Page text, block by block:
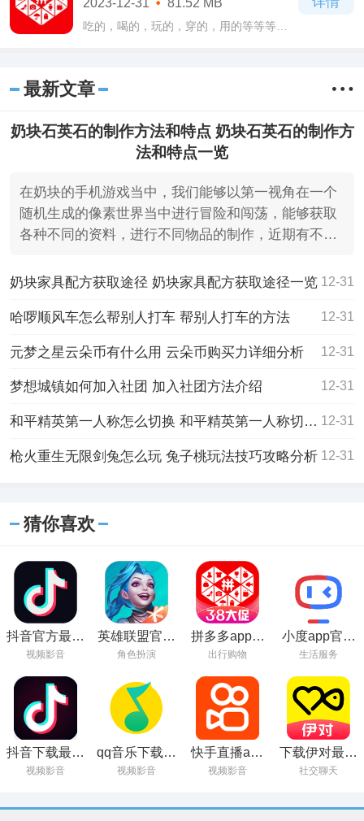
里所有
吃的，喝的，玩的，穿的，用的等等等等
对的是哪
最新文章
奶块石英石的制作方法和特点 奶块石英石的制作方
法和特点一览
在奶块的手机游戏当中，我们能够以第一视角在一个
随机生成的像素世界当中进行冒险和闯荡，能够获取
各种不同的资料，进行不同物品的制作，近期有不少
奶块家具配方获取途径 奶块家具配方获取途径一览 12-31
哈啰顺风车怎么帮别人打车 帮别人打车的方法 12-31
元梦之星云朵币有什么用 云朵币购买力详细分析 12-31
梦想城镇如何加入社团 加入社团方法介绍 12-31
和平精英第一人称怎么切换 和平精英第一人称切换的方法 12-31
枪火重生无限剑兔怎么玩 兔子桃玩法技巧攻略分析 12-31
猜你喜欢
抖音官方最新
版下载
视频影音
英雄联盟官方
正版下载
角色扮演
拼多多app官
方正版下载
出行购物
小度app官方
下载安装
生活服务
抖音下载最新
版本2023安装
视频影音
qq音乐下载安
装2023最新版
视频影音
快手直播app
官方下载
视频影音
下载伊对最新
版本并安装
社交聊天